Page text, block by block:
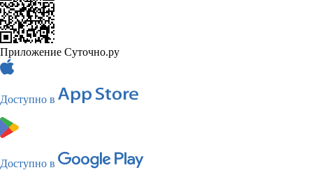
Приложение Суточно.ру
Доступно в
Доступно в